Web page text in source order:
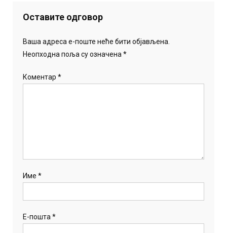
Оставите одговор
Ваша адреса е-поште неће бити објављена.
Неопходна поља су означена*
Коментар*
Име*
Е-пошта*